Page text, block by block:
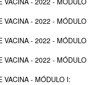
VACINA - 2022 - MÓDULO
VACINA - 2022 - MÓDULO
VACINA - 2022 - MÓDULO
VACINA - MÓDULO I: